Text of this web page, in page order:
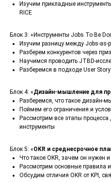
Изучим прикладные
RICE
Блок 3: «Инструменты Jobs To Be
Изучим разницу между Jobs-as-
Разберем конкурентов через
Научимся проводить JTBD-
Разберемся в подходе User Story
Блок 4: «Дизайн-мышление для
Разберемся, что такое дизайн-
Поймем его ограничения и
Рассмотрим все этапы
инструменты
Блок 5: «OKR и среднесрочное
Что такое OKR, зачем он нужен
Рассмотрим основные правила
Обсудим отличия OKR от KPI,